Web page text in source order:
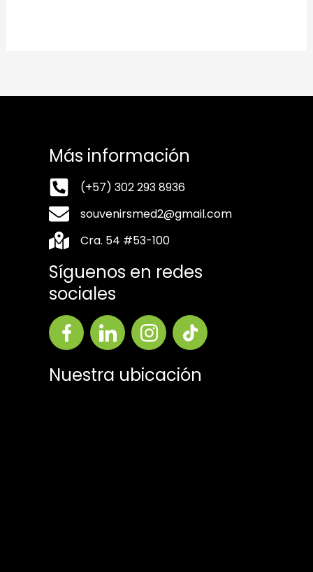
Más información
(+57) 302 293 8936
souvenirsmed2@gmail.com
Cra. 54 #53-100
Síguenos en redes
sociales
Nuestra ubicación